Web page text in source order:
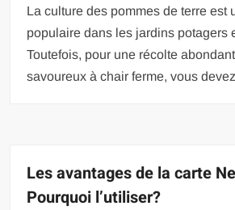
La culture des pommes de terre est
populaire dans les jardins potagers
Toutefois, pour une récolte
savoureux à chair ferme, vous
Les avantages de la carte
Pourquoi l’utiliser?